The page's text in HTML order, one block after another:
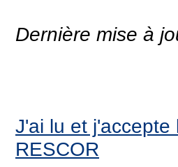
Dernière mise à
J'ai lu et
RESCOR